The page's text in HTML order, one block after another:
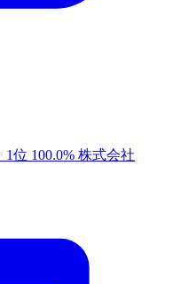
1位 100.0% 株式会社